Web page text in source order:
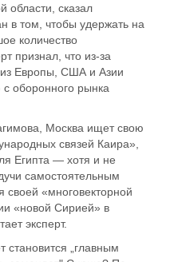
области, сказал
в том, чтобы удержать на
количество
признал, что из-за
из Европы, США и Азии
оборонного рынка
Москва ищет свою
связей Каира»,
Египта — хотя и не
самостоятельным
своей «многовекторной
«новой Сирией» в
эксперт.
становится „главным